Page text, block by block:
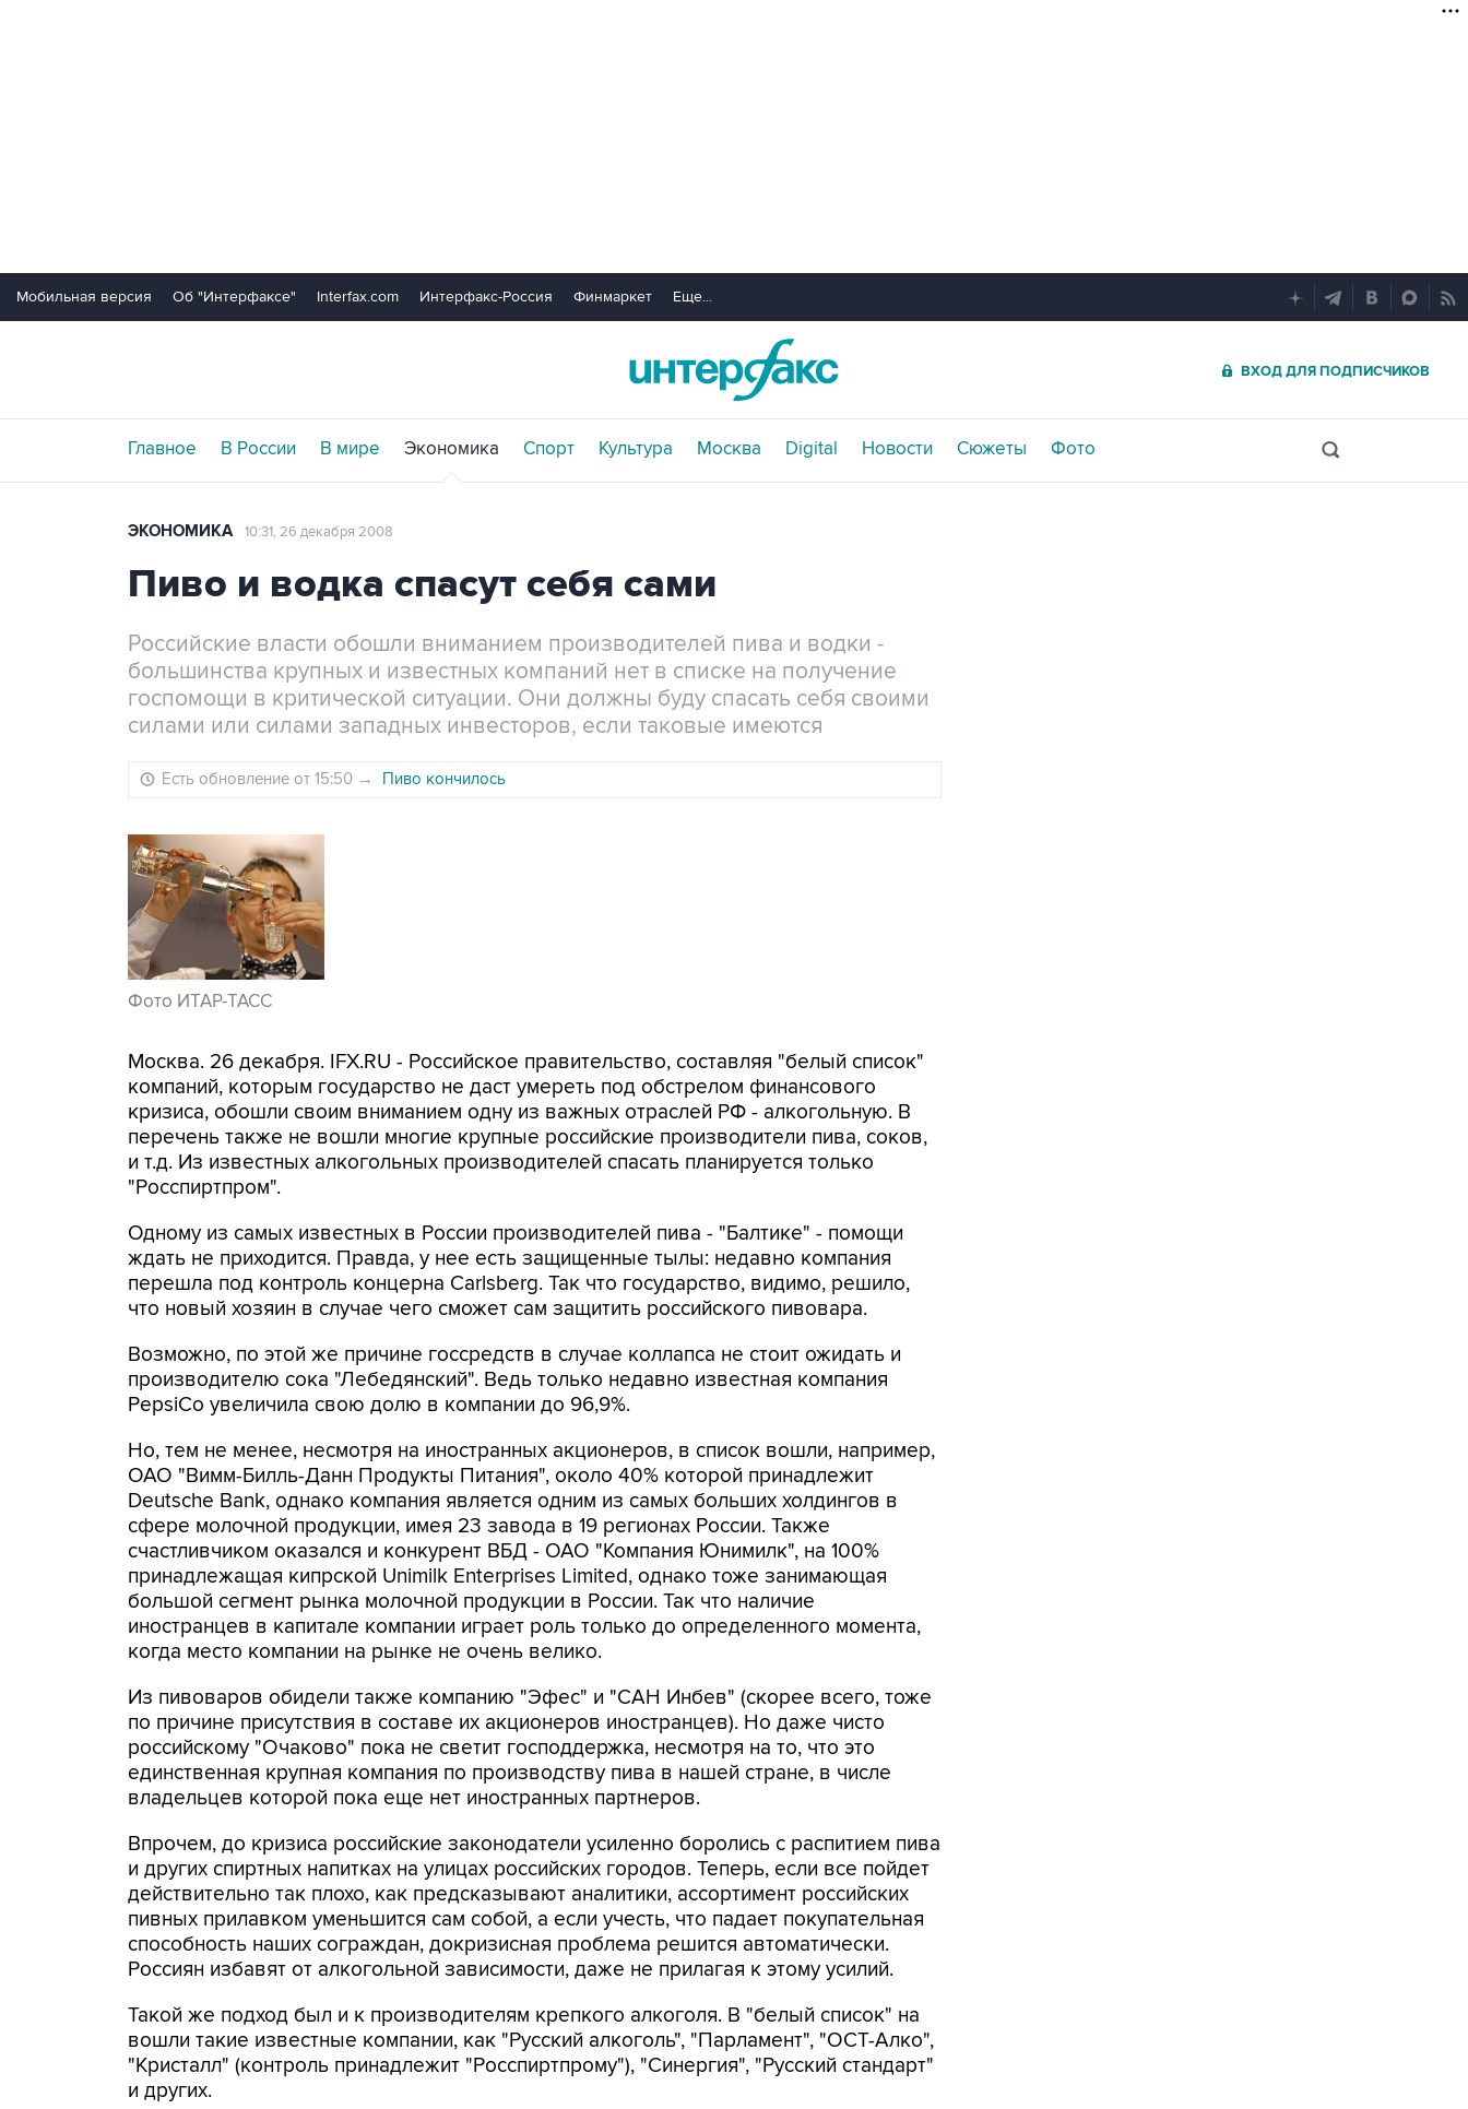
Мобильная версия Об "Интерфаксе" Interfax.com Интерфакс-Россия Финмаркет Еще...
ВХОД ДЛЯ ПОДПИСЧИКОВ
Главное В России В мире Экономика Спорт Культура Москва Digital Новости Сюжеты Фото
ЭКОНОМИКА 10:31, 26 декабря 2008
Пиво и водка спасут себя сами
Российские власти обошли вниманием производителей пива и водки -
большинства крупных и известных компаний нет в списке на получение
госпомощи в критической ситуации. Они должны буду спасать себя своими
силами или силами западных инвесторов, если таковые имеются
Есть обновление от 15:50 → Пиво кончилось
Фото ИТАР-ТАСС
Москва. 26 декабря. IFX.RU - Российское правительство, составляя "белый список"
компаний, которым государство не даст умереть под обстрелом финансового
кризиса, обошли своим вниманием одну из важных отраслей РФ - алкогольную. В
перечень также не вошли многие крупные российские производители пива, соков,
и т.д. Из известных алкогольных производителей спасать планируется только
"Росспиртпром".
Одному из самых известных в России производителей пива - "Балтике" - помощи
ждать не приходится. Правда, у нее есть защищенные тылы: недавно компания
перешла под контроль концерна Carlsberg. Так что государство, видимо, решило,
что новый хозяин в случае чего сможет сам защитить российского пивовара.
Возможно, по этой же причине госсредств в случае коллапса не стоит ожидать и
производителю сока "Лебедянский". Ведь только недавно известная компания
PepsiCo увеличила свою долю в компании до 96,9%.
Но, тем не менее, несмотря на иностранных акционеров, в список вошли, например,
ОАО "Вимм-Билль-Данн Продукты Питания", около 40% которой принадлежит
Deutsche Bank, однако компания является одним из самых больших холдингов в
сфере молочной продукции, имея 23 завода в 19 регионах России. Также
счастливчиком оказался и конкурент ВБД - ОАО "Компания Юнимилк", на 100%
принадлежащая кипрской Unimilk Enterprises Limited, однако тоже занимающая
большой сегмент рынка молочной продукции в России. Так что наличие
иностранцев в капитале компании играет роль только до определенного момента,
когда место компании на рынке не очень велико.
Из пивоваров обидели также компанию "Эфес" и "САН Инбев" (скорее всего, тоже
по причине присутствия в составе их акционеров иностранцев). Но даже чисто
российскому "Очаково" пока не светит господдержка, несмотря на то, что это
единственная крупная компания по производству пива в нашей стране, в числе
владельцев которой пока еще нет иностранных партнеров.
Впрочем, до кризиса российские законодатели усиленно боролись с распитием пива
и других спиртных напитках на улицах российских городов. Теперь, если все пойдет
действительно так плохо, как предсказывают аналитики, ассортимент российских
пивных прилавком уменьшится сам собой, а если учесть, что падает покупательная
способность наших сограждан, докризисная проблема решится автоматически.
Россиян избавят от алкогольной зависимости, даже не прилагая к этому усилий.
Такой же подход был и к производителям крепкого алкоголя. В "белый список" на
вошли такие известные компании, как "Русский алкоголь", "Парламент", "ОСТ-Алко",
"Кристалл" (контроль принадлежит "Росспиртпрому"), "Синергия", "Русский стандарт"
и других.